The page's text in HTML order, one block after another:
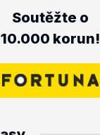
Soutěžte o
10.000 korun!